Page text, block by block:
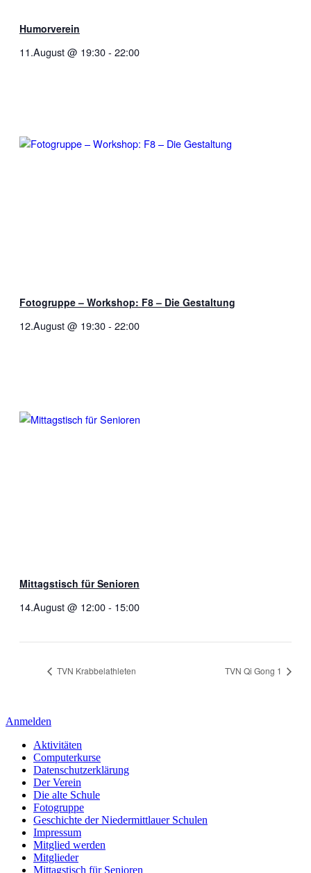
Humorverein
11.August @ 19:30- 22:00
Fotogruppe – Workshop: F8 – Die Gestaltung
12.August @ 19:30- 22:00
Mittagstisch für Senioren
14.August @ 12:00- 15:00
TVN Krabbelathleten TVN Qi Gong 1
Anmelden
Aktivitäten
Computerkurse
Datenschutzerklärung
Der Verein
Die alte Schule
Fotogruppe
Geschichte der Niedermittlauer Schulen
Impressum
Mitglied werden
Mitglieder
Mittagstisch für Senioren